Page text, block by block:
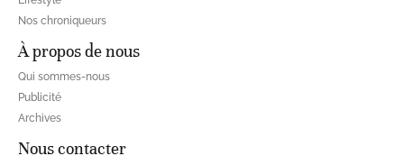
Nos chroniqueurs
À propos de nous
Qui sommes-nous
Publicité
Archives
Nous contacter